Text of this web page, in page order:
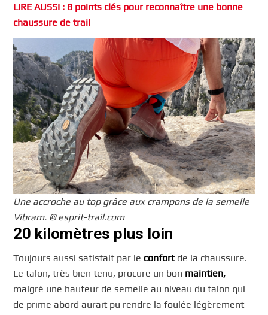
LIRE AUSSI : 8 points clés pour reconnaître une bonne
chaussure de trail
Une accroche au top grâce aux crampons de la semelle
Vibram. © esprit-trail.com
20 kilomètres plus loin
Toujours aussi satisfait par le confortde la chaussure.
Le talon, très bien tenu, procure un bon maintien,
malgré une hauteur de semelle au niveau du talon qui
de prime abord aurait pu rendre la foulée légèrement